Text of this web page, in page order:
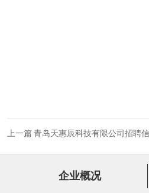
上一篇 青岛天惠辰科技有限公司招聘
企业概况